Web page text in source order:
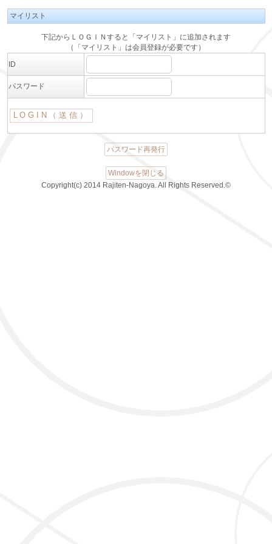
マイリスト
下記からＬＯＧＩＮすると「マイリスト」に追加されます
（「マイリスト」は会員登録が必要です）
ID
パスワード
パスワード再発行
Windowを閉じる
Copyright(c) 2014 Rajiten-Nagoya. All Rights Reserved.©